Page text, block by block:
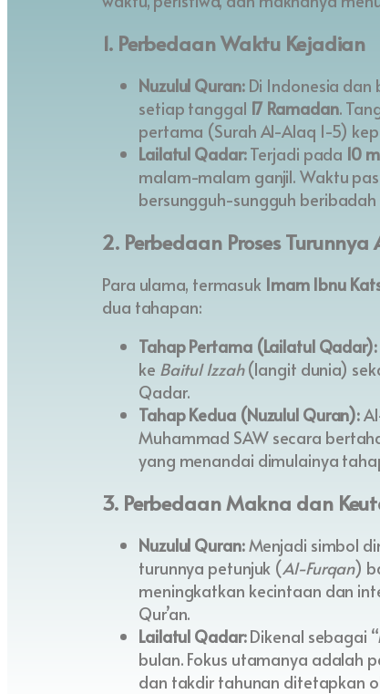
1. Perbedaan Waktu Kejadian
Nuzulul Quran:Di Indonesia dan
setiap tanggal 17 Ramadan.
pertama (Surah Al-Alaq 1-5)
Lailatul Qadar:Terjadi pada 10
malam-malam ganjil. Waktu
bersungguh-sungguh
2. Perbedaan Proses Turunnya
Para ulama, termasuk Imam Ibnu
dua tahapan:
Tahap Pertama (Lailatul Qadar):
ke Baitul Izzah(langit dunia)
Qadar.
Tahap Kedua (Nuzulul Quran):
Muhammad SAW secara
yang menandai dimulainya
3. Perbedaan Makna dan
Nuzulul Quran:Menjadi simbol
turunnya petunjuk (Al-Furqan)
meningkatkan kecintaan dan
Qur’an.
Lailatul Qadar:Dikenal sebagai
bulan. Fokus utamanya adalah
dan takdir tahunan ditetapkan